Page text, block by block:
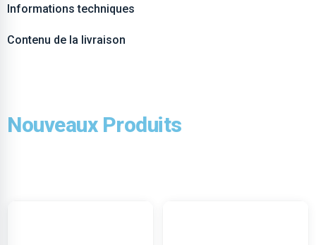
Informations techniques
Contenu de la livraison
Nouveaux Produits